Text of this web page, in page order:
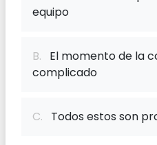
equipo
B. El momento de la
complicado
C. Todos estos son